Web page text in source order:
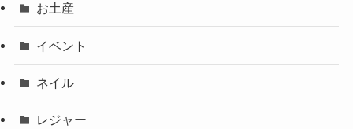
お土産
イベント
ネイル
レジャー